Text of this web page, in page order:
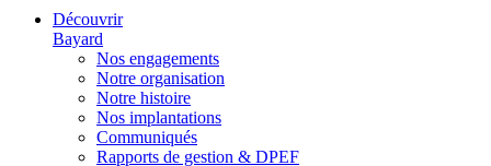
Découvrir
Bayard
Nos engagements
Notre organisation
Notre histoire
Nos implantations
Communiqués
Rapports de gestion & DPEF